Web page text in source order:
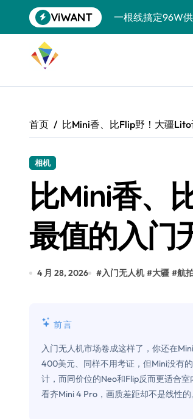
到
ViWANT
一根线搞定96W
宠物美容吸尘器
三星QS90H回音
复古掌机续航攻
降噪耳机也搞“青
SSD涨到肉疼，U
净利润暴跌7.7%
Peloton 新车实测
Xbox七月大崩盘
首页 比Mini香、比Flip野！大疆
相机
比Mini香、
最值的入门
4 月 28, 2026 #入门无人机 #大疆 #航
前言
入门无人机市场卷成这样了，你还在
400美元、同样不用考证，但Mini没有
计，而同价位的Neo和Flip反而更适合
看齐Mini 4 Pro，画质差距却不是线性的